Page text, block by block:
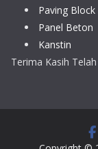
Paving Block
Panel Beton
Kanstin
Terima Kasih